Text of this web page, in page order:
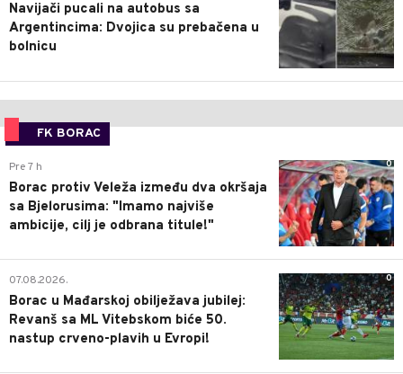
Navijači pucali na autobus sa
Argentincima: Dvojica su prebačena u
bolnicu
FK BORAC
0
Pre 7 h
Borac protiv Veleža između dva okršaja
sa Bjelorusima: "Imamo najviše
ambicije, cilj je odbrana titule!"
0
07.08.2026.
Borac u Mađarskoj obilježava jubilej:
Revanš sa ML Vitebskom biće 50.
nastup crveno-plavih u Evropi!